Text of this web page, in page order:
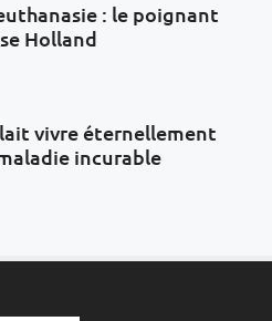
: le poignant
Holland
vivre éternellement
incurable